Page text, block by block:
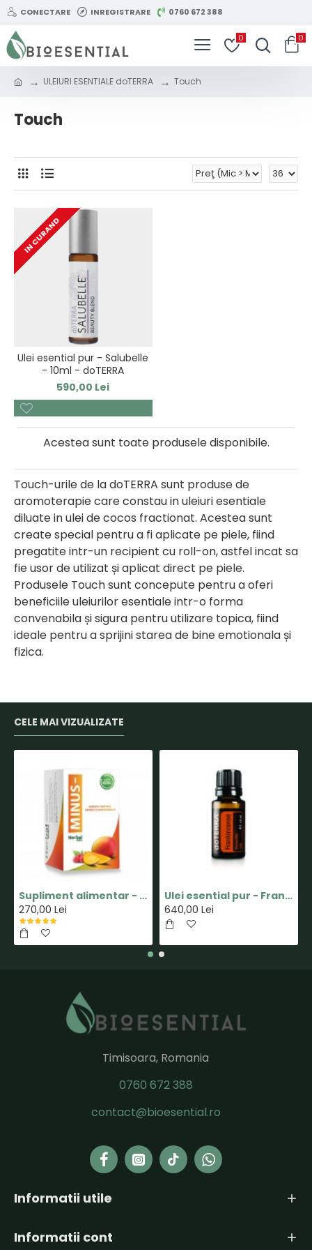
CONECTARE INREGISTRARE 0760 672 388
0 0
ULEIURI ESENTIALE doTERRA Touch
Touch
IN CURAND
Ulei esential pur - Salubelle
- 10ml - doTERRA
590,00 Lei
Acestea sunt toate produsele disponibile.
Touch-urile de la doTERRA sunt produse de
aromoterapie care constau in uleiuri esentiale
diluate in ulei de cocos fractionat. Acestea sunt
create special pentru a fi aplicate pe piele, fiind
pregatite intr-un recipient cu roll-on, astfel incat sa
fie usor de utilizat și aplicat direct pe piele.
Produsele Touch sunt concepute pentru a oferi
beneficiile uleiurilor esentiale intr-o forma
convenabila și sigura pentru utilizare topica, fiind
ideale pentru a sprijini starea de bine emotionala și
fizica.
CELE MAI VIZUALIZATE
Supliment alimentar - Capsula MINUS - Pastile pentru Slabit 100% Naturale - Herbal New Life
270,00 Lei
Ulei esential pur - Frankincense(Tamaie) - 15ml - doTERRA
640,00 Lei
Timisoara, Romania
0760 672 388
contact@bioesential.ro
Informatii utile
Informatii cont